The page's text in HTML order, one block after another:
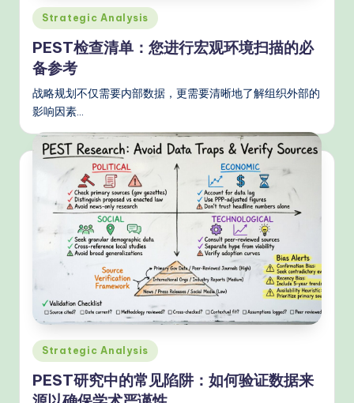
A
W
o
r
o
w
M
o
d
e
Posted
in
Strategic Analysis
PEST检查清单：您进行宏观环境扫描的必
备参考
战略规划不仅需要内部数据，更需要清晰地了解组织外部的
影响因素…
Posted
in
Strategic Analysis
PEST研究中的常见陷阱：如何验证数据来